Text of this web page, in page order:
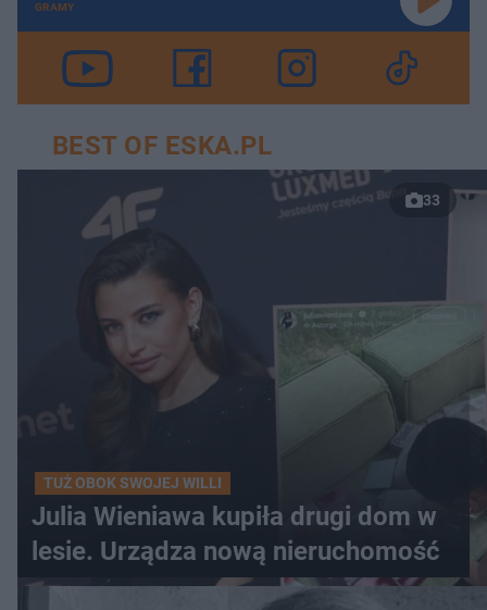
GRAMY
BEST OF ESKA.PL
33
TUŻ OBOK SWOJEJ WILLI
Julia Wieniawa kupiła drugi dom w
lesie. Urządza nową nieruchomość